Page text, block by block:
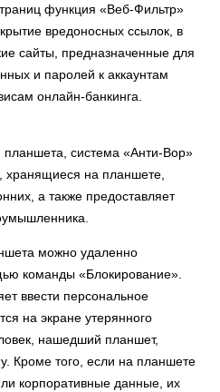
функция «Веб-Фильтр»
вредоносных ссылок, в
сайты, предназначенные для
и паролей к аккаунтам
онлайн-банкинга.
планшета, система «Анти-Вор»
хранящиеся на планшете,
а также предоставляет
можно удаленно
команды «Блокирование».
ввести персональное
на экране утерянного
нашедший планшет,
Кроме того, если на планшете
корпоративные данные, их